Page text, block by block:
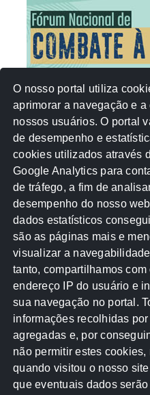
NUVEM DE TAGS
Acontece na Rede AGU
Atricon Audicom
CREA-MT Eventos
MPF Notícias PF
Receita Federal Sem
TCE-MT TCU TRE
REDE NOS ESTADOS
Mato Grosso do Sul
O nosso portal utiliza
aprimorar a navegação e
nossos usuários. O portal
de desempenho e
cookies utilizados através
Google Analytics para
de tráfego, a fim de
desempenho do nosso
dados estatísticos
são as páginas mais e
visualizar a
tanto, compartilhamos com
endereço IP do usuário e
sua navegação no portal.
informações recolhidas
agregadas e, por
não permitir estes cookies,
quando visitou o nosso
que eventuais dados